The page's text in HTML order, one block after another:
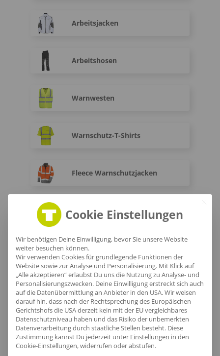
Arbeitsjacken
Arbeitshosen
Warnwesten
Warnschutz-T-Shirts
Fleece Warnschutzjacken
Warnschutzjacken
Warnschutz-Pullover
Taschen
Cookie Einstellungen
Wir benötigen Deine Einwilligung, bevor Sie unsere Website
weiter besuchen können.
Wir verwenden Cookies für grundlegende Funktionen der
Website sowie zur Analyse und Personalisierung. Mit Klick auf
„Alle akzeptieren“ erlaubst Du uns die Nutzung zu Analyse- und
Personalisierungszwecken. Deine Einwilligung erstreckt sich auch
auf die Datenübermittlung an Anbieter in den USA. Wir weisen
darauf hin, dass nach der Rechtsprechung des Europäischen
Gerichtshofs die USA derzeit kein mit der EU vergleichbares
Datenschutzniveau haben und das Risiko der unbemerkten
Datenverarbeitung durch staatliche Stellen besteht. Diese
Zustimmung kannst Du jederzeit unter Einstellungen in den
Cookie-Einstellungen, widerrufen oder abstufen.